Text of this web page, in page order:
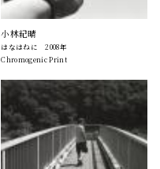
小林紀晴
はなはねに 2008年
Chromogenic Print